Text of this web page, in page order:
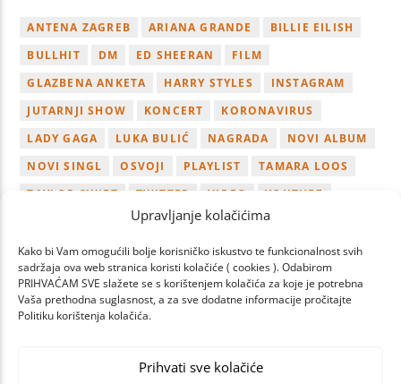
Upravljanje kolačićima
Kako bi Vam omogućili bolje korisničko iskustvo te funkcionalnost svih
sadržaja ova web stranica koristi kolačiće ( cookies ). Odabirom
PRIHVAĆAM SVE slažete se s korištenjem kolačića za koje je potrebna
Vaša prethodna suglasnost, a za sve dodatne informacije pročitajte
Politiku korištenja kolačića.
Prihvati sve kolačiće
ANTENA ZAGREB ARIANA GRANDE
BILLIE EILISH
BULLHIT
DM ED SHEERAN
FILM
GLAZBENA ANKETA
HARRY STYLES
INSTAGRAM
JUTARNJI SHOW
KONCERT
KORONAVIRUS
LADY GAGA
LUKA BULIĆ NAGRADA
NOVI ALBUM
NOVI SINGL
OSVOJI PLAYLIST
TAMARA LOOS
TAYLOR SWIFT
TWITTER VIDEO
YOUTUBE